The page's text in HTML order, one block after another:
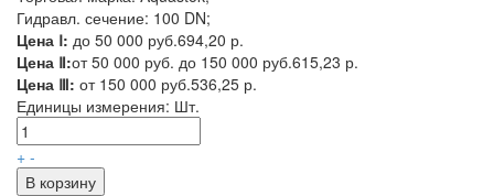
Гидравл. сечение: 100 DN;
Цена Ⅰ: до 50 000 руб.694,20 р.
Цена Ⅱ:от 50 000 руб. до 150 000 руб.615,23 р.
Цена Ⅲ: от 150 000 руб.536,25 р.
Единицы измерения: Шт.
+ -
В корзину